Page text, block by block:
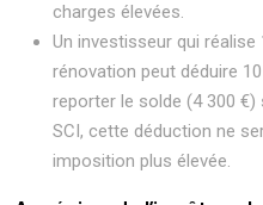
charges élevées.
Un investisseur qui réalise
rénovation peut déduire
reporter le solde (4 300 €)
SCI, cette déduction ne
imposition plus élevée.